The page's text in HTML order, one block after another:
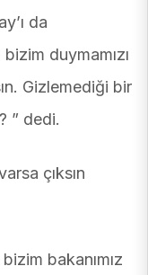
da
duymamızı
Gizlemediği bir
” dedi.
çıksın
bakanımız